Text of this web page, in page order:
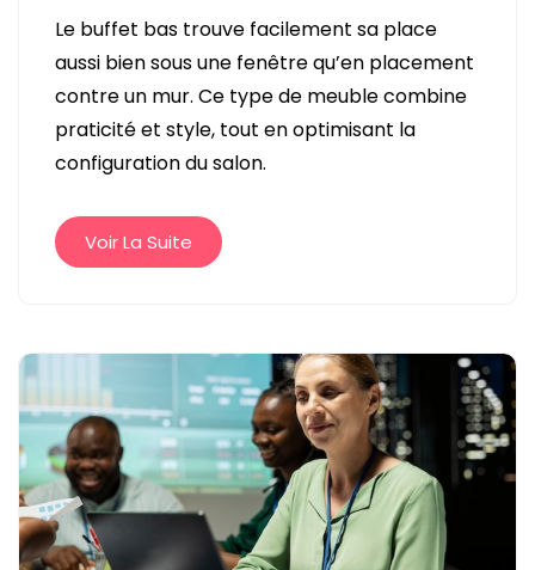
BAS
:
ASTUCES
POUR
UN
MUR
Le buffet bas trouve facilement sa place
aussi bien sous une fenêtre qu’en placement
contre un mur. Ce type de meuble combine
praticité et style, tout en optimisant la
configuration du salon.
Voir La Suite